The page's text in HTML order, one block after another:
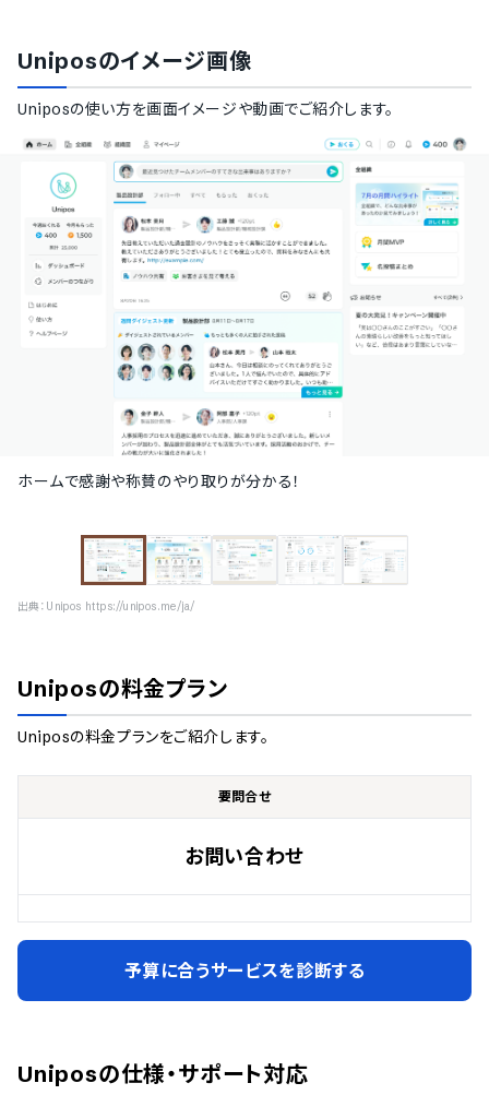
Uniposのイメージ画像
Uniposの使い方を画面イメージや動画でご紹介します。
ホームで感謝や称賛のやり取りが分かる！
出典： Unipos https://unipos.me/ja/
Uniposの料金プラン
Uniposの料金プランをご紹介します。
要問合せ
お問い合わせ
予算に合うサービスを診断する
Uniposの仕様・サポート対応